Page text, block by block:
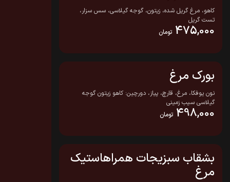
کاهو، مرغ گریل شده، زیتون، گوجه گیلاسی، سس سزار،
تست گریل
475,000 تومان
بورک مرغ
نون یوفکا، مرغ، قارچ، پیاز، دورچین: کاهو زیتون گوجه
گیلاسی سیب زمینی
498,000 تومان
بشقاب سبزیجات همراهاستیک
مرغ